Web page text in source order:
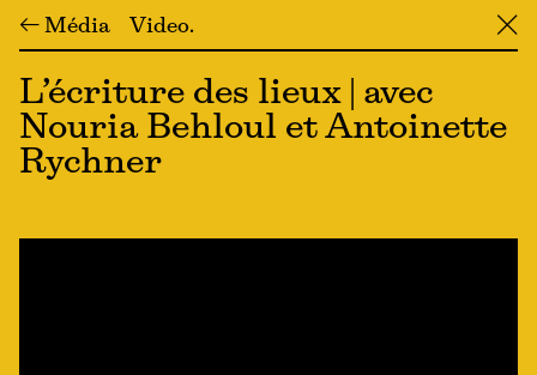
← Média Video ╳
L’écriture des lieux | avec
Nouria Behloul et Antoinette
Rychner